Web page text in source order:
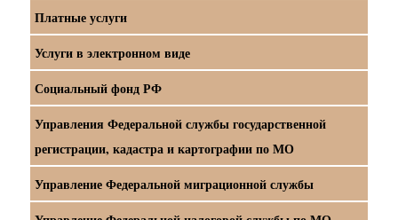
Платные услуги
Услуги в электронном виде
Социальный фонд РФ
Управления Федеральной службы государственной
регистрации, кадастра и картографии по МО
Управление Федеральной миграционной службы